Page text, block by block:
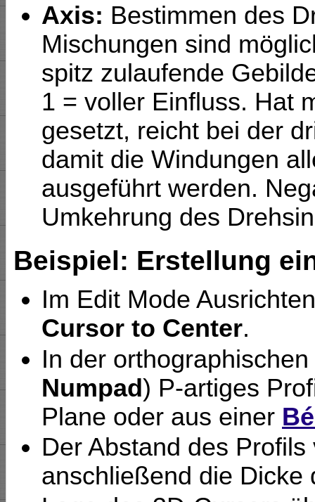
Axis: Bestimmen des
Mischungen sind
spitz zulaufende
1 = voller Einfluss. Hat
gesetzt, reicht bei der
damit die Windungen
ausgeführt werden.
Umkehrung des
Beispiel: Erstellung
Im Edit Mode
Cursor to Center.
In der orthographischen
Numpad) P-artiges
Plane oder aus einer
Der Abstand des
anschließend die Dicke